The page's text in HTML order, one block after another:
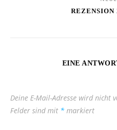
REZENSION
EINE
Deine E-Mail-Adresse wird nicht
Felder sind mit * markiert